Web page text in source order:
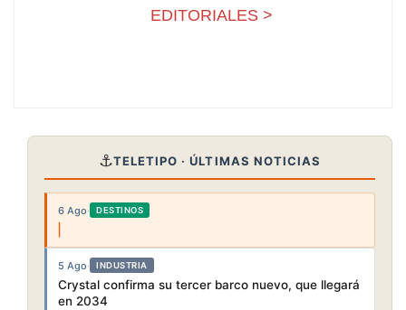
EDITORIALES >
⚓TELETIPO · ÚLTIMAS NOTICIAS
6 Ago· DESTINOS
5 Ago· INDUSTRIA
Crystal confirma su tercer barco nuevo, que llegará
en 2034